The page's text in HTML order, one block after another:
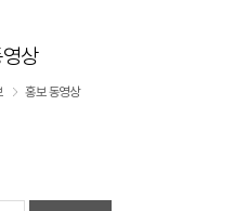
상
홍보 동영상